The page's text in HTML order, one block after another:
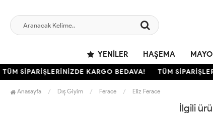
YENILER HAŞEMA MAYO
SİPARİŞLERİNİZDE KARGO BEDAVA! TÜM
Anasayfa Dış Giyim Ferace Eliz Ferace
İlgili